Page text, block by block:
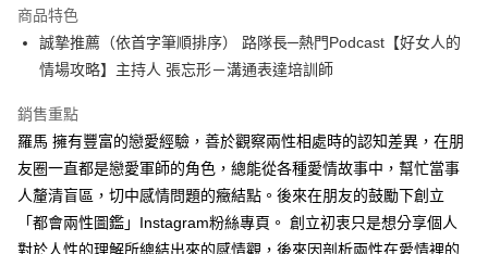
運送方式
付款後全家取貨
每筆NT$60，滿NT$499(含以上)免運費
付款後7-11取貨
每筆NT$60，滿NT$499(含以上)免運費
宅配
每筆NT$100，滿NT$499(含以上)免運費
商品特色
誠摯推薦（依首字筆順排序） 路隊長─熱門Podcast【好女人的
情場攻略】主持人 張忘形－溝通表達培訓師
銷售重點
羅馬 擁有豐富的戀愛經驗，善於觀察兩性相處時的認知差異，在朋
友圈一直都是戀愛軍師的角色，總能從各種愛情故事中，幫忙當事
人釐清盲區，切中感情問題的癥結點。後來在朋友的鼓勵下創立
「都會兩性圖鑑」Instagram粉絲專頁。 創立初衷只是想分享個人
對於人性的理解所總結出來的感情觀，後來因剖析兩性在愛情裡的